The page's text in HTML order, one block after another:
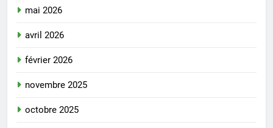
mai 2026
avril 2026
février 2026
novembre 2025
octobre 2025